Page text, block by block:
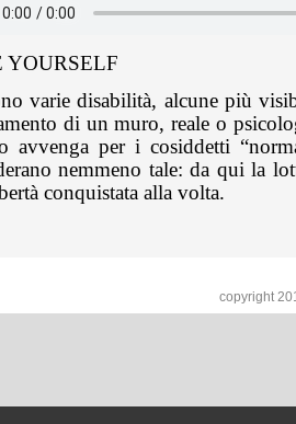
YOURSELF
varie disabilità, alcune più
di un muro, reale o
avvenga per i cosiddetti
nemmeno tale: da qui la
conquistata alla volta.
copyright